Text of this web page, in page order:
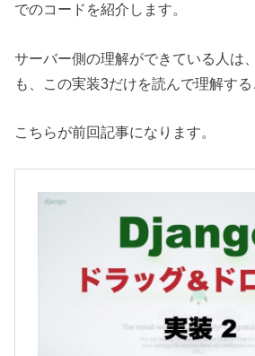
でのコードを紹介します。
サーバー側の理解ができている人は
も、この実装3だけを読んで理解する
こちらが前回記事になります。